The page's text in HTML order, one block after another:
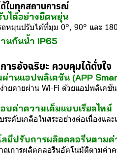
ด้ในทุกสถานการณ์
ได้อย่างยืดหยุ่น
หมุนปรับได้ที่มุม 0°, 90° และ
นกันน้ำ IP65
ารอัจฉริยะ ควบคุมได้ดั่งใจ
านแอปพลิเคชัน (APP
ายดายผ่าน Wi-Fi ด้วยแอปพลิเค
บค่าความเค็มแบบเรียลไทม์
ระดับเกลือในสระอย่างต่อเนื่องแ
ลยีปรับการผลิตคลอรีนตาม
ณการผลิตคลอรีนอัตโนมัติตามค่าค